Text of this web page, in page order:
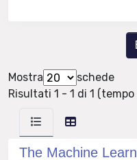
Mostra
schede
Risultati 1 - 1 di 1
The Machine